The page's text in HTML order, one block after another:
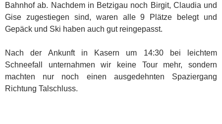
Bahnhof ab. Nachdem in Betzigau noch Birgit, Claudia und
Gise zugestiegen sind, waren alle 9 Plätze belegt und
Gepäck und Ski haben auch gut reingepasst.
Nach der Ankunft in Kasern um 14:30 bei leichtem
Schneefall unternahmen wir keine Tour mehr, sondern
machten nur noch einen ausgedehnten Spaziergang
Richtung Talschluss.